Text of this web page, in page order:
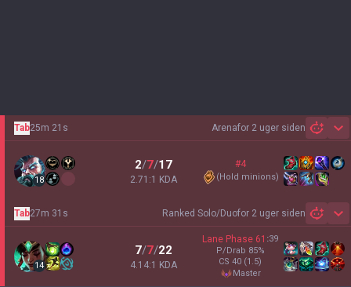
Arenafor 2 uger siden
Tab25m 21s
18
2/7/17
2.71:1 KDA
#4
(Hold minions)
Ranked Solo/Duofor 2 uger siden
Tab27m 31s
14
7/7/22
4.14:1 KDA
Lane Phase 61 :39
P/Drab 85%
CS 40 (1.5)
master